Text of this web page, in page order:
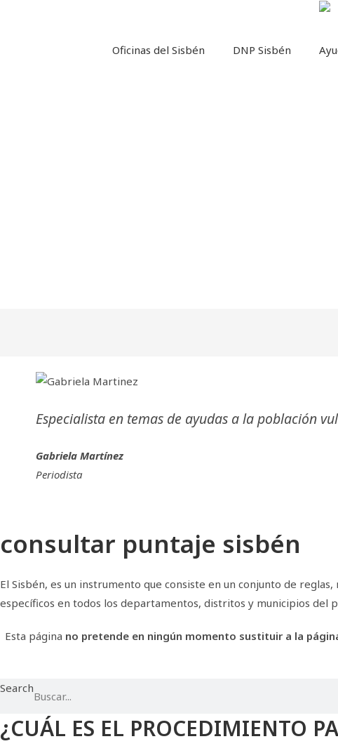
Oficinas del Sisbén DNP Sisbén
Especialista en temas de ayudas a la población
Gabriela Martínez
Periodista
consultar puntaje sisbén
El Sisbén, es un instrumento que consiste en un conjunto de
específicos en todos los departamentos, distritos y municipios del
Esta página no pretende en ningún momento sustituir a la
Search
¿CUÁL ES EL PROCEDIMIENTO